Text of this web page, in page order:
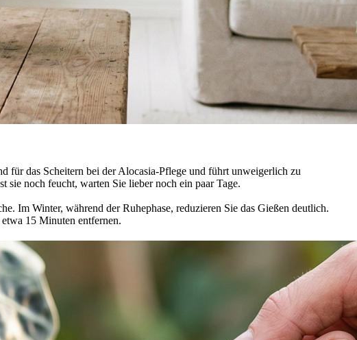
für das Scheitern bei der Alocasia-Pflege und führt unweigerlich zu
sie noch feucht, warten Sie lieber noch ein paar Tage.
Im Winter, während der Ruhephase, reduzieren Sie das Gießen deutlich.
15 Minuten entfernen.